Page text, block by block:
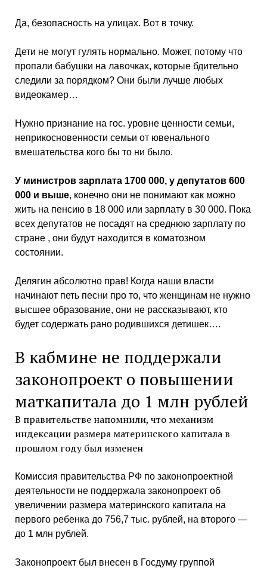
Да, безопасность на улицах. Вот в точку.
Дети не могут гулять нормально. Может, потому что
пропали бабушки на лавочках, которые бдительно
следили за порядком? Они были лучше любых
видеокамер…
Нужно признание на гос. уровне ценности семьи,
неприкосновенности семьи от ювенального
вмешательства кого бы то ни было.
У министров зарплата 1700 000, у депутатов 600
000 и выше, конечно они не понимают как можно
жить на пенсию в 18 000 или зарплату в 30 000. Пока
всех депутатов не посадят на среднюю зарплату по
стране , они будут находится в коматозном
состоянии.
Делягин абсолютно прав! Когда наши власти
начинают петь песни про то, что женщинам не нужно
высшее образование, они не рассказывают, кто
будет содержать рано родившихся детишек….
В кабмине не поддержали
законопроект о повышении
маткапитала до 1 млн рублей
В правительстве напомнили, что механизм
индексации размера материнского капитала в
прошлом году был изменен
Комиссия правительства РФ по законопроектной
деятельности не поддержала законопроект об
увеличении размера материнского капитала на
первого ребенка до 756,7 тыс. рублей, на второго —
до 1 млн рублей.
Законопроект был внесен в Госдуму группой